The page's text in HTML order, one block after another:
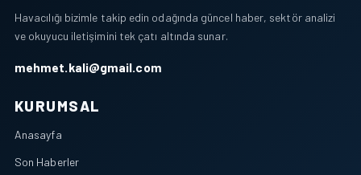
Havacılığı bizimle takip edin odağında güncel haber, sektör analizi
ve okuyucu iletişimini tek çatı altında sunar.
mehmet.kali@gmail.com
KURUMSAL
Anasayfa
Son Haberler